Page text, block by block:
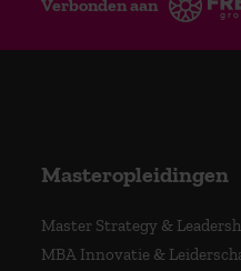
Verbonden aan
Masteropleidingen
Master Strategy &
MBA Innovatie &